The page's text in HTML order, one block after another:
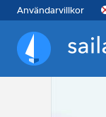
Användarvillkor
Sailarena